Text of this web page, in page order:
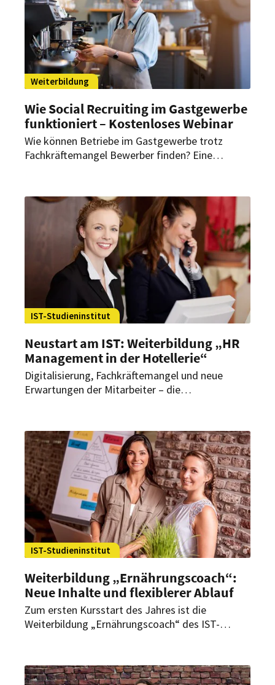
Weiterbildung
Wie Social Recruiting im Gastgewerbe
funktioniert – Kostenloses Webinar
Wie können Betriebe im Gastgewerbe trotz
Fachkräftemangel Bewerber finden? Eine
aus erster Hand.
IST-Studieninstitut
Neustart am IST: Weiterbildung „HR
Management in der Hotellerie“
Digitalisierung, Fachkräftemangel und neue
Erwartungen der Mitarbeiter – die
Studieninstitut reagiert darauf mit einer
Neuausrichtung seines Angebots.
IST-Studieninstitut
Weiterbildung „Ernährungscoach“:
Neue Inhalte und flexiblerer Ablauf
Zum ersten Kursstart des Jahres ist die
Weiterbildung „Ernährungscoach“ des IST-
größere Flexibilität.